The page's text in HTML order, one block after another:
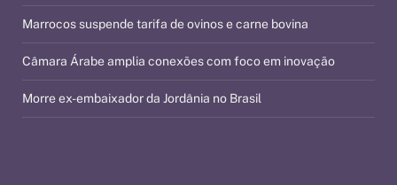
Marrocos suspende tarifa de ovinos e carne bovina
Câmara Árabe amplia conexões com foco em inovação
Morre ex-embaixador da Jordânia no Brasil